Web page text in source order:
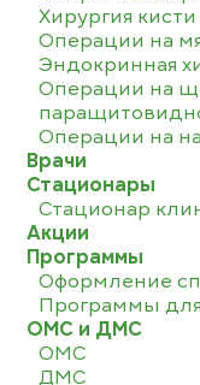
Хирургия кисти
Операции на
Эндокринная
Операции на
Операции на
Врачи
Стационары
Стационар
Акции
Программы
Оформление
Программы
ОМС и ДМС
ОМС
ДМС